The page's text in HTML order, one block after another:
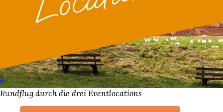
Rundflug durch die drei Eventlocations